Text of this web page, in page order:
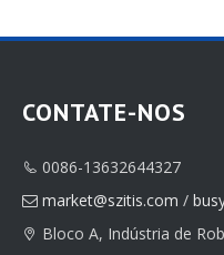
CONTATE-NOS
 0086-13632644327
 market@szitis.com /
 Bloco A, Indústria de